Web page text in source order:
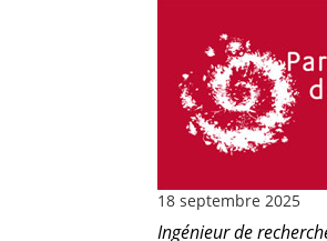
18 septembre 2025
Ingénieur de